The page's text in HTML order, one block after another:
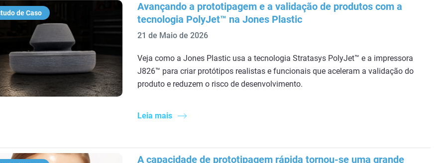
de Caso
Avançando a prototipagem e a validação de produtos com a
tecnologia PolyJet™ na Jones Plastic
21 de Maio de 2026
Veja como a Jones Plastic usa a tecnologia Stratasys PolyJet™ e a impressora
J826™ para criar protótipos realistas e funcionais que aceleram a validação do
produto e reduzem o risco de desenvolvimento.
Leia mais
A capacidade de prototipagem rápida tornou-se uma grande